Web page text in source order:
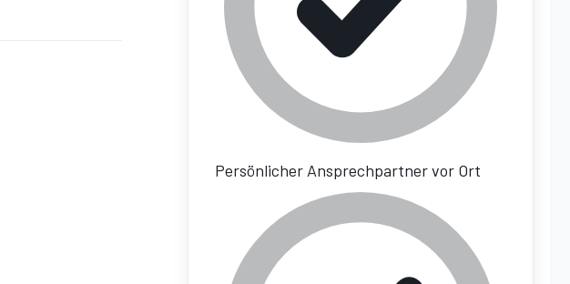
Persönlicher Ansprechpartner vor Ort